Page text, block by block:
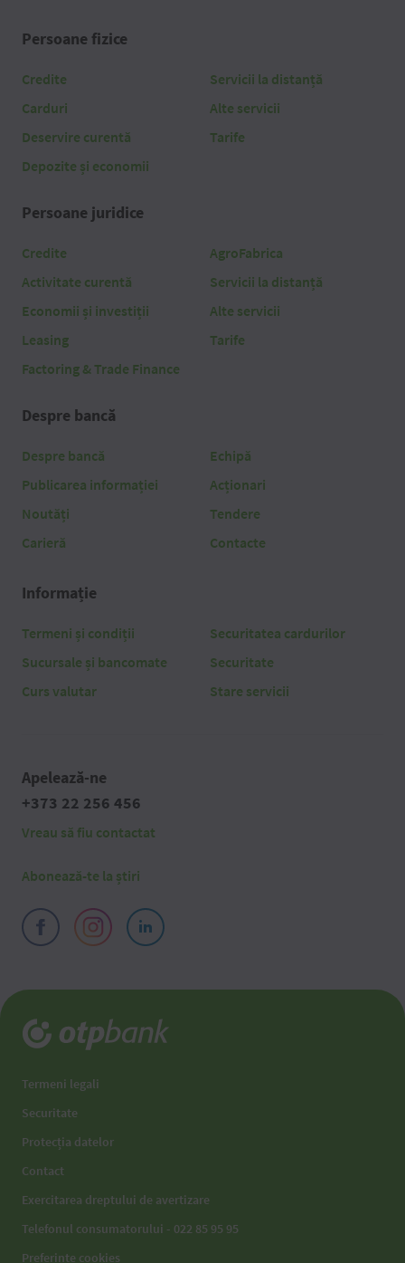
Persoane fizice
Credite
Carduri
Deservire curentă
Depozite și economii
Servicii la distanță
Alte servicii
Tarife
Persoane juridice
Credite
Activitate curentă
Economii și investiții
Leasing
Factoring & Trade Finance
AgroFabrica
Servicii la distanță
Alte servicii
Tarife
Despre bancă
Despre bancă
Publicarea informației
Noutăți
Carieră
Echipă
Acționari
Tendere
Contacte
Informație
Termeni și condiții
Sucursale și bancomate
Curs valutar
Securitatea cardurilor
Securitate
Stare servicii
Apelează-ne
+373 22 256 456
Vreau să fiu contactat
Abonează-te la știri
Termeni legali
Securitate
Protecția datelor
Contact
Exercitarea dreptului de avertizare
Telefonul consumatorului - 022 85 95 95
Preferințe cookies